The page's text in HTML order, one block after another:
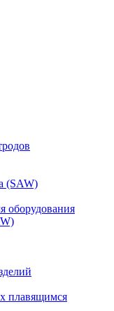
(SAW)
оборудования
плавящимся